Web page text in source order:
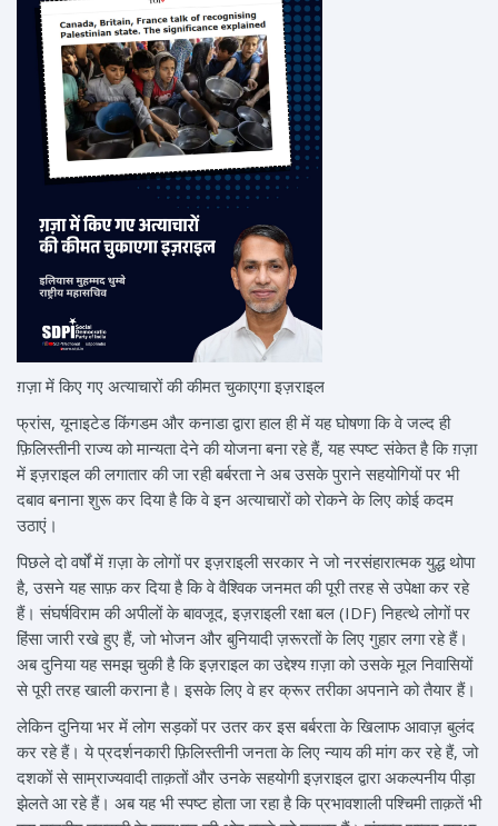
ग़ज़ा में किए गए अत्याचारों की कीमत चुकाएगा इज़राइल
फ्रांस, यूनाइटेड किंगडम और कनाडा द्वारा हाल ही में यह घोषणा कि वे जल्द ही
फ़िलिस्तीनी राज्य को मान्यता देने की योजना बना रहे हैं, यह स्पष्ट संकेत है कि ग़ज़ा
में इज़राइल की लगातार की जा रही बर्बरता ने अब उसके पुराने सहयोगियों पर भी
दबाव बनाना शुरू कर दिया है कि वे इन अत्याचारों को रोकने के लिए कोई कदम
उठाएं।
पिछले दो वर्षों में ग़ज़ा के लोगों पर इज़राइली सरकार ने जो नरसंहारात्मक युद्ध थोपा
है, उसने यह साफ़ कर दिया है कि वे वैश्विक जनमत की पूरी तरह से उपेक्षा कर रहे
हैं। संघर्षविराम की अपीलों के बावजूद, इज़राइली रक्षा बल (IDF) निहत्थे लोगों पर
हिंसा जारी रखे हुए हैं, जो भोजन और बुनियादी ज़रूरतों के लिए गुहार लगा रहे हैं।
अब दुनिया यह समझ चुकी है कि इज़राइल का उद्देश्य ग़ज़ा को उसके मूल निवासियों
से पूरी तरह खाली कराना है। इसके लिए वे हर क्रूर तरीका अपनाने को तैयार हैं।
लेकिन दुनिया भर में लोग सड़कों पर उतर कर इस बर्बरता के खिलाफ आवाज़ बुलंद
कर रहे हैं। ये प्रदर्शनकारी फ़िलिस्तीनी जनता के लिए न्याय की मांग कर रहे हैं, जो
दशकों से साम्राज्यवादी ताक़तों और उनके सहयोगी इज़राइल द्वारा अकल्पनीय पीड़ा
झेलते आ रहे हैं। अब यह भी स्पष्ट होता जा रहा है कि प्रभावशाली पश्चिमी ताक़तें भी